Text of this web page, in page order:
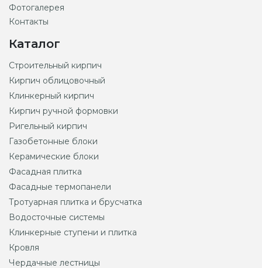
Фотогалерея
Контакты
Каталог
Строительный кирпич
Кирпич облицовочный
Клинкерный кирпич
Кирпич ручной формовки
Ригельный кирпич
Газобетонные блоки
Керамические блоки
Фасадная плитка
Фасадные термопанели
Тротуарная плитка и брусчатка
Водосточные системы
Клинкерные ступени и плитка
Кровля
Чердачные лестницы